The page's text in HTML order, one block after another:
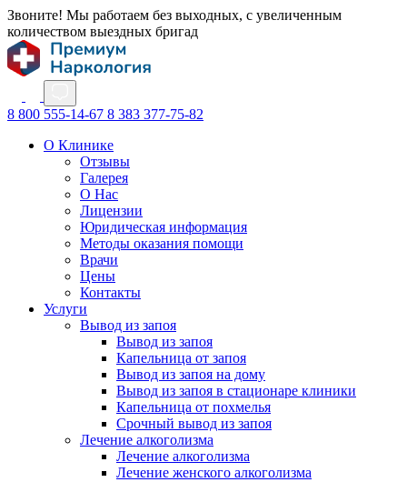
Звоните! Мы работаем без выходных, с увеличенным
количеством выездных бригад
8 800 555-14-67 8 383 377-75-82
О Клинике
Отзывы
Галерея
О Нас
Лицензии
Юридическая информация
Методы оказания помощи
Врачи
Цены
Контакты
Услуги
Вывод из запоя
Вывод из запоя
Капельница от запоя
Вывод из запоя на дому
Вывод из запоя в стационаре клиники
Капельница от похмелья
Срочный вывод из запоя
Лечение алкоголизма
Лечение алкоголизма
Лечение женского алкоголизма